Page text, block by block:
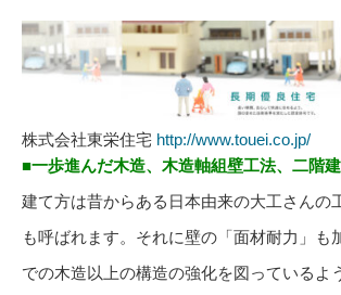
株式会社東栄住宅 http://www.touei.co.jp/
■一歩進んだ木造、木造軸組壁工法、二階
建て方は昔からある日本由来の大工さんの
も呼ばれます。それに壁の「面材耐力」も
での木造以上の構造の強化を図っているよ